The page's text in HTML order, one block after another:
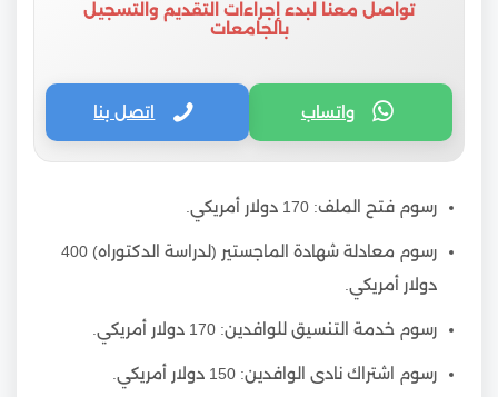
تواصل معنا لبدء إجراءات التقديم والتسجيل
بالجامعات
واتساب اتصل بنا
رسوم فتح الملف: 170 دولار أمريكي.
رسوم معادلة شهادة الماجستير (لدراسة الدكتوراه) 400
دولار أمريكي.
رسوم خدمة التنسيق للوافدين: 170 دولار أمريكي.
رسوم اشتراك نادى الوافدين: 150 دولار أمريكي.